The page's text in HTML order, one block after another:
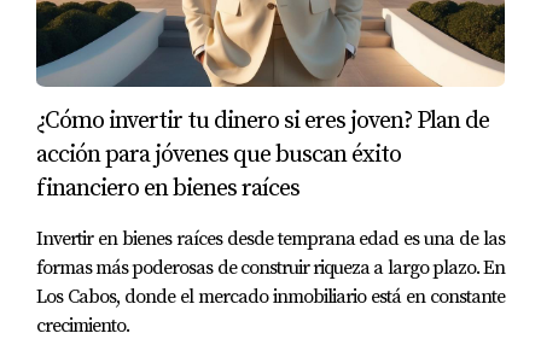
5%.
5. Documentación y Planificación
5.1. Registro de Mantenimiento:
Impacto:Mantener un registro detallado de todas
las actividades de mantenimiento ayuda a
renovaciones.
Consejo:Utiliza aplicaciones o software de gestión
de propiedades para llevar un seguimiento
detallado.
¿Cómo invertir tu dinero si eres joven? Plan de
acción para jóvenes que buscan éxito
financiero en bienes raíces
Invertir en bienes raíces desde temprana edad es una de las
formas más poderosas de construir riqueza a largo plazo. En
Los Cabos, donde el mercado inmobiliario está en constante
crecimiento.